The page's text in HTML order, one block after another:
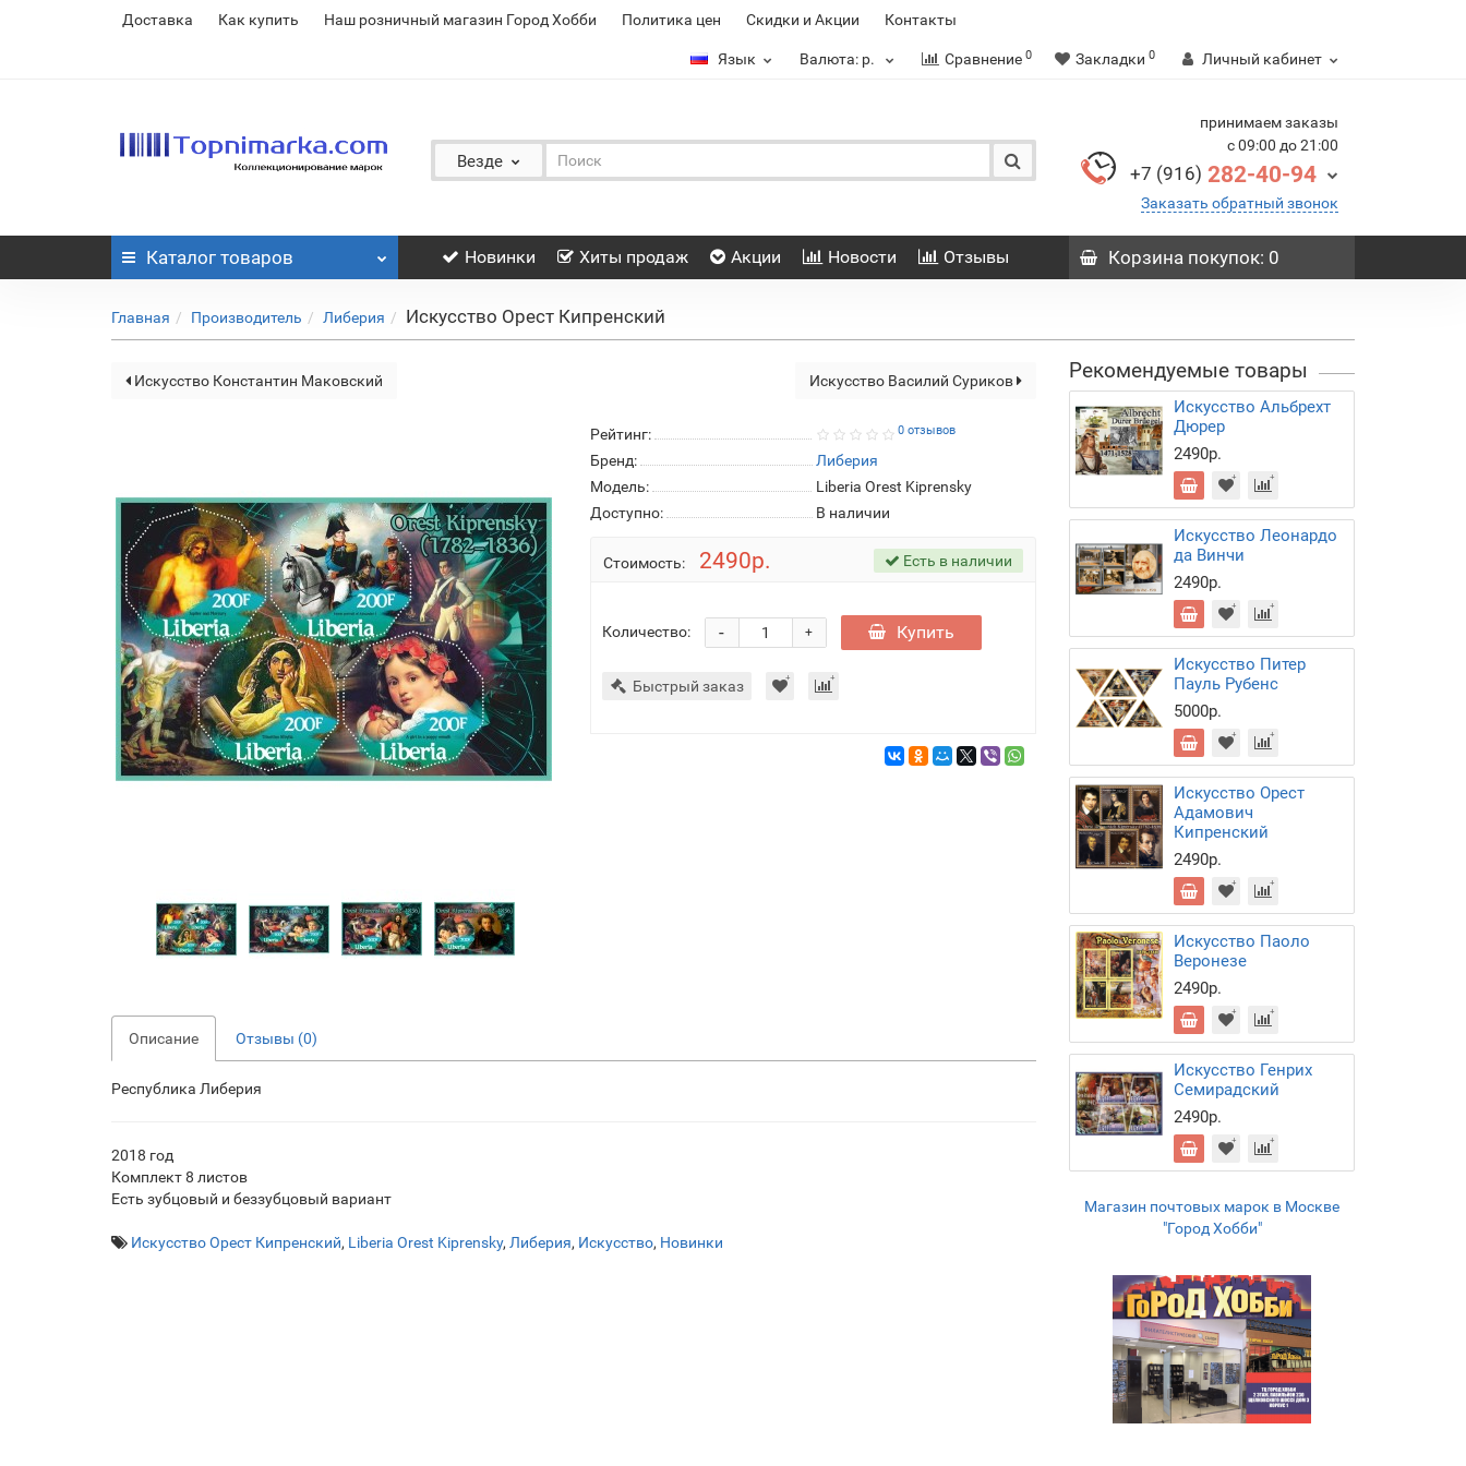
Доставка Как купить Наш розничный магазин Город Хобби Политика цен Скидки и Акции Контакты
Язык Валюта: р. Сравнение 0 Закладки 0 Личный кабинет
Везде
принимаем заказы
с 09:00 до 21:00
+7 (916) 282-40-94
Заказать обратный звонок
Каталог товаров Новинки Хиты продаж Акции Новости Отзывы Корзинапокупок: 0
Главная Производитель Либерия Искусство Орест Кипренский
Искусство Константин Маковский Искусство Василий Суриков
Рейтинг: 0 отзывов
Бренд:
Либерия
Модель:
Liberia Orest Kiprensky
Доступно:
В наличии
Стоимость: 2490р. Есть в наличии
Количество: +
- Купить
Быстрый заказ
Описание Отзывы (0)
Республика Либерия
2018 год
Комплект 8 листов
Есть зубцовый и беззубцовый вариант
Искусство Орест Кипренский, Liberia Orest Kiprensky, Либерия, Искусство, Новинки
Рекомендуемые товары
Искусство Альбрехт
Дюрер
2490р.
Искусство Леонардо
да Винчи
2490р.
Искусство Питер
Пауль Рубенс
5000р.
Искусство Орест
Адамович
Кипренский
2490р.
Искусство Паоло
Веронезе
2490р.
Искусство Генрих
Семирадский
2490р.
Магазин почтовых марок в Москве
"Город Хобби"